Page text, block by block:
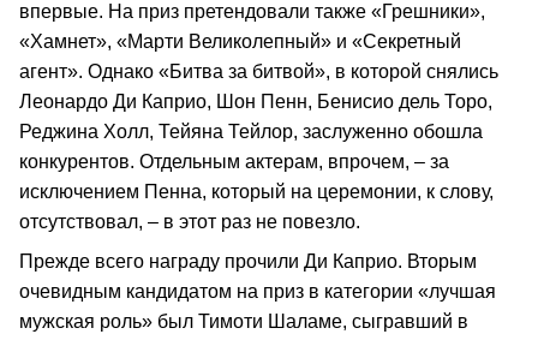
впервые. На приз претендовали также «Грешники»,
«Хамнет», «Марти Великолепный» и «Секретный
агент». Однако «Битва за битвой», в которой снялись
Леонардо Ди Каприо, Шон Пенн, Бенисио дель Торо,
Реджина Холл, Тейяна Тейлор, заслуженно обошла
конкурентов. Отдельным актерам, впрочем, – за
исключением Пенна, который на церемонии, к слову,
отсутствовал, – в этот раз не повезло.
Прежде всего награду прочили Ди Каприо. Вторым
очевидным кандидатом на приз в категории «лучшая
мужская роль» был Тимоти Шаламе, сыгравший в